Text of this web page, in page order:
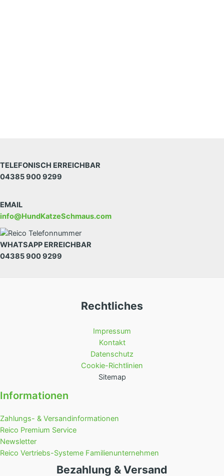
TELEFONISCH ERREICHBAR
04385 900 9299
EMAIL
info@HundKatzeSchmaus.com
WHATSAPP ERREICHBAR
04385 900 9299
Rechtliches
Impressum
Kontakt
Datenschutz
Cookie-Richtlinien
Sitemap
Informationen
Zahlungs- & Versandinformationen
Reico Premium Service
Newsletter
Reico Vertriebs-Systeme Familienunternehmen
Bezahlung & Versand